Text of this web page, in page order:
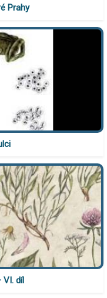
Prahy
VI. díl